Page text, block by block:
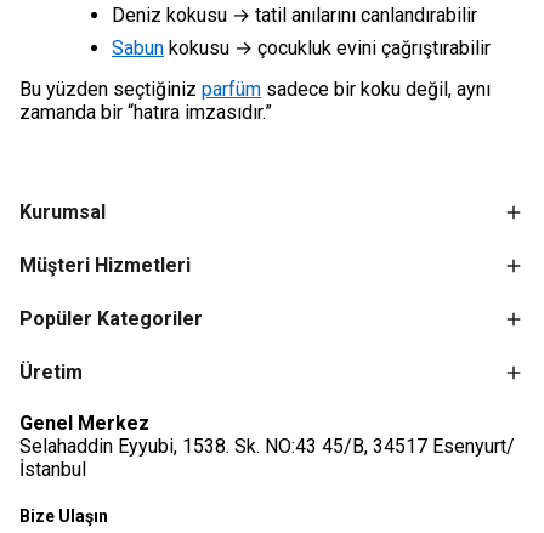
Deniz kokusu → tatil anılarını canlandırabilir
Sabun kokusu → çocukluk evini çağrıştırabilir
Bu yüzden seçtiğiniz parfüm sadece bir koku değil, aynı
zamanda bir “hatıra imzasıdır.”
Kurumsal
Müşteri Hizmetleri
Popüler Kategoriler
Üretim
Genel Merkez
Selahaddin Eyyubi, 1538. Sk. NO:43 45/B, 34517 Esenyurt/
İstanbul
Bize Ulaşın